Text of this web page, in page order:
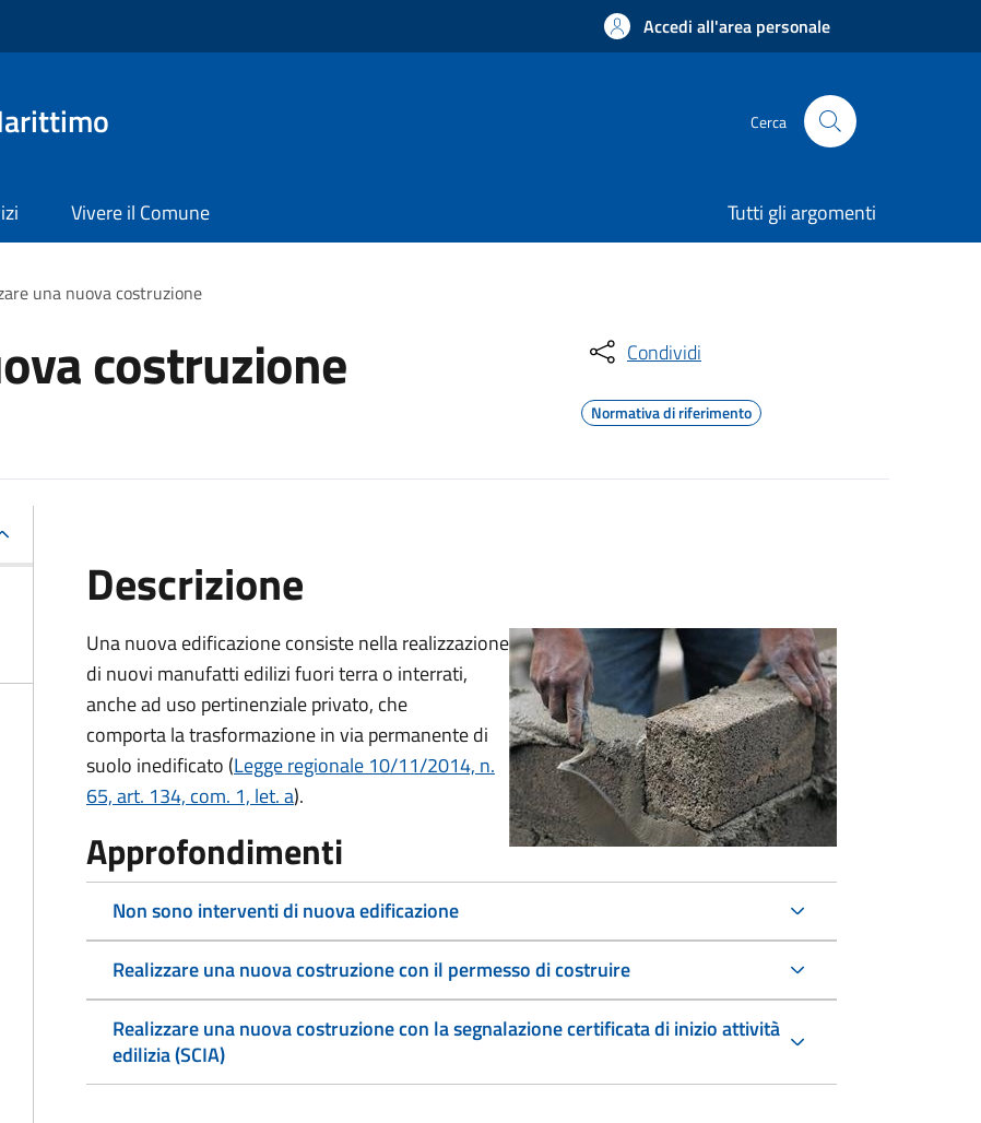
Accedi all'area personale
Cerca
Vivere il Comune Tutti gli argomenti
una nuova costruzione
costruzione Condividi
Normativa di riferimento
Descrizione
Una nuova edificazione consiste nella realizzazione
di nuovi manufatti edilizi fuori terra o interrati,
anche ad uso pertinenziale privato, che
comporta la trasformazione in via permanente di
suolo inedificato (Legge regionale 10/11/2014, n.
65, art. 134, com. 1, let. a).
Approfondimenti
Non sono interventi di nuova edificazione
Realizzare una nuova costruzione con il permesso di costruire
Realizzare una nuova costruzione con la segnalazione certificata di inizio attività
edilizia (SCIA)